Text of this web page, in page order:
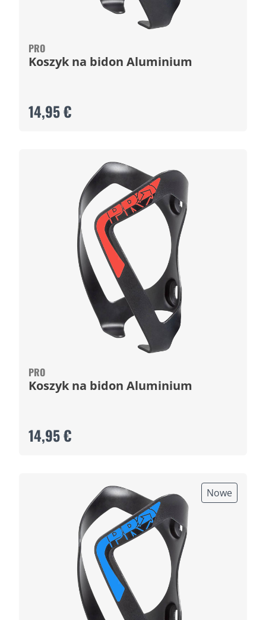
PRO
Koszyk na bidon Aluminium
14,95 €
PRO
Koszyk na bidon Aluminium
14,95 €
Nowe